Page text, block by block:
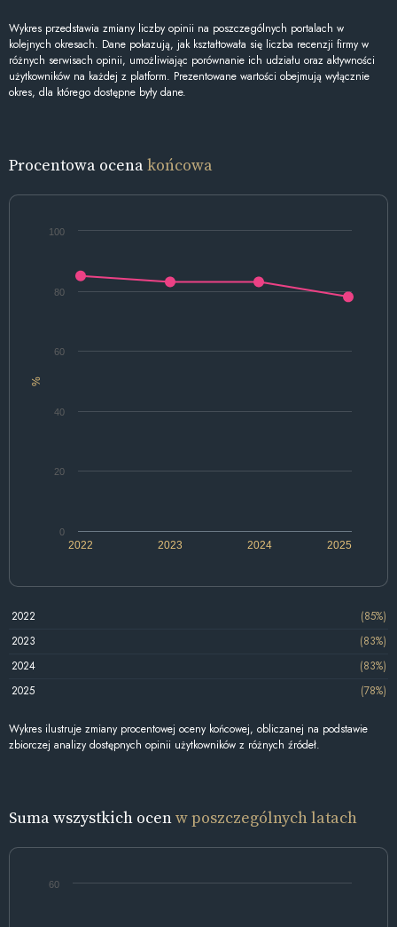
Wykres przedstawia zmiany liczby opinii na poszczególnych portalach w
kolejnych okresach. Dane pokazują, jak kształtowała się liczba recenzji firmy w
różnych serwisach opinii, umożliwiając porównanie ich udziału oraz aktywności
użytkowników na każdej z platform. Prezentowane wartości obejmują wyłącznie
okres, dla którego dostępne były dane.
Procentowa ocenakońcowa
%
2022 2024
2023 2025
0
20
40
60
80
100
2022
(85%)
2023
(83%)
2024
(83%)
2025
(78%)
Wykres ilustruje zmiany procentowej oceny końcowej, obliczanej na podstawie
zbiorczej analizy dostępnych opinii użytkowników z różnych źródeł.
Suma wszystkich ocenw poszczególnych latach
60